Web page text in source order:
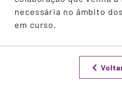
necessária no âmbito
em curso.